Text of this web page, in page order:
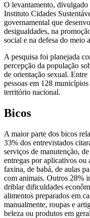
O levantamento,
Instituto Cidades
governamental que
desigualdades, na
social e na defesa do meio
A pesquisa foi planejada
percepção da população
de orientação sexual.
pessoas em 128
território nacional.
Bicos
A maior parte dos bicos
33% dos entrevistados
serviços de manutenção,
entregas por aplicativos ou
faxina, de babá, de aulas
com animais. Outros 28%
driblar dificuldades
alimentos preparados em
manualmente, roupas e
beleza ou produtos em